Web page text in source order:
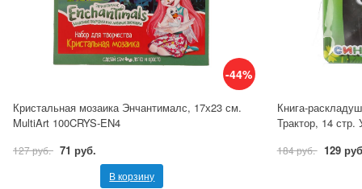
-44%
Кристальная мозаика Энчантималс, 17х23 см.
MultiArt 100CRYS-EN4
127 руб. 71 руб.
В корзину
Книга-
Трактор, 14 стр.
184 руб. 129